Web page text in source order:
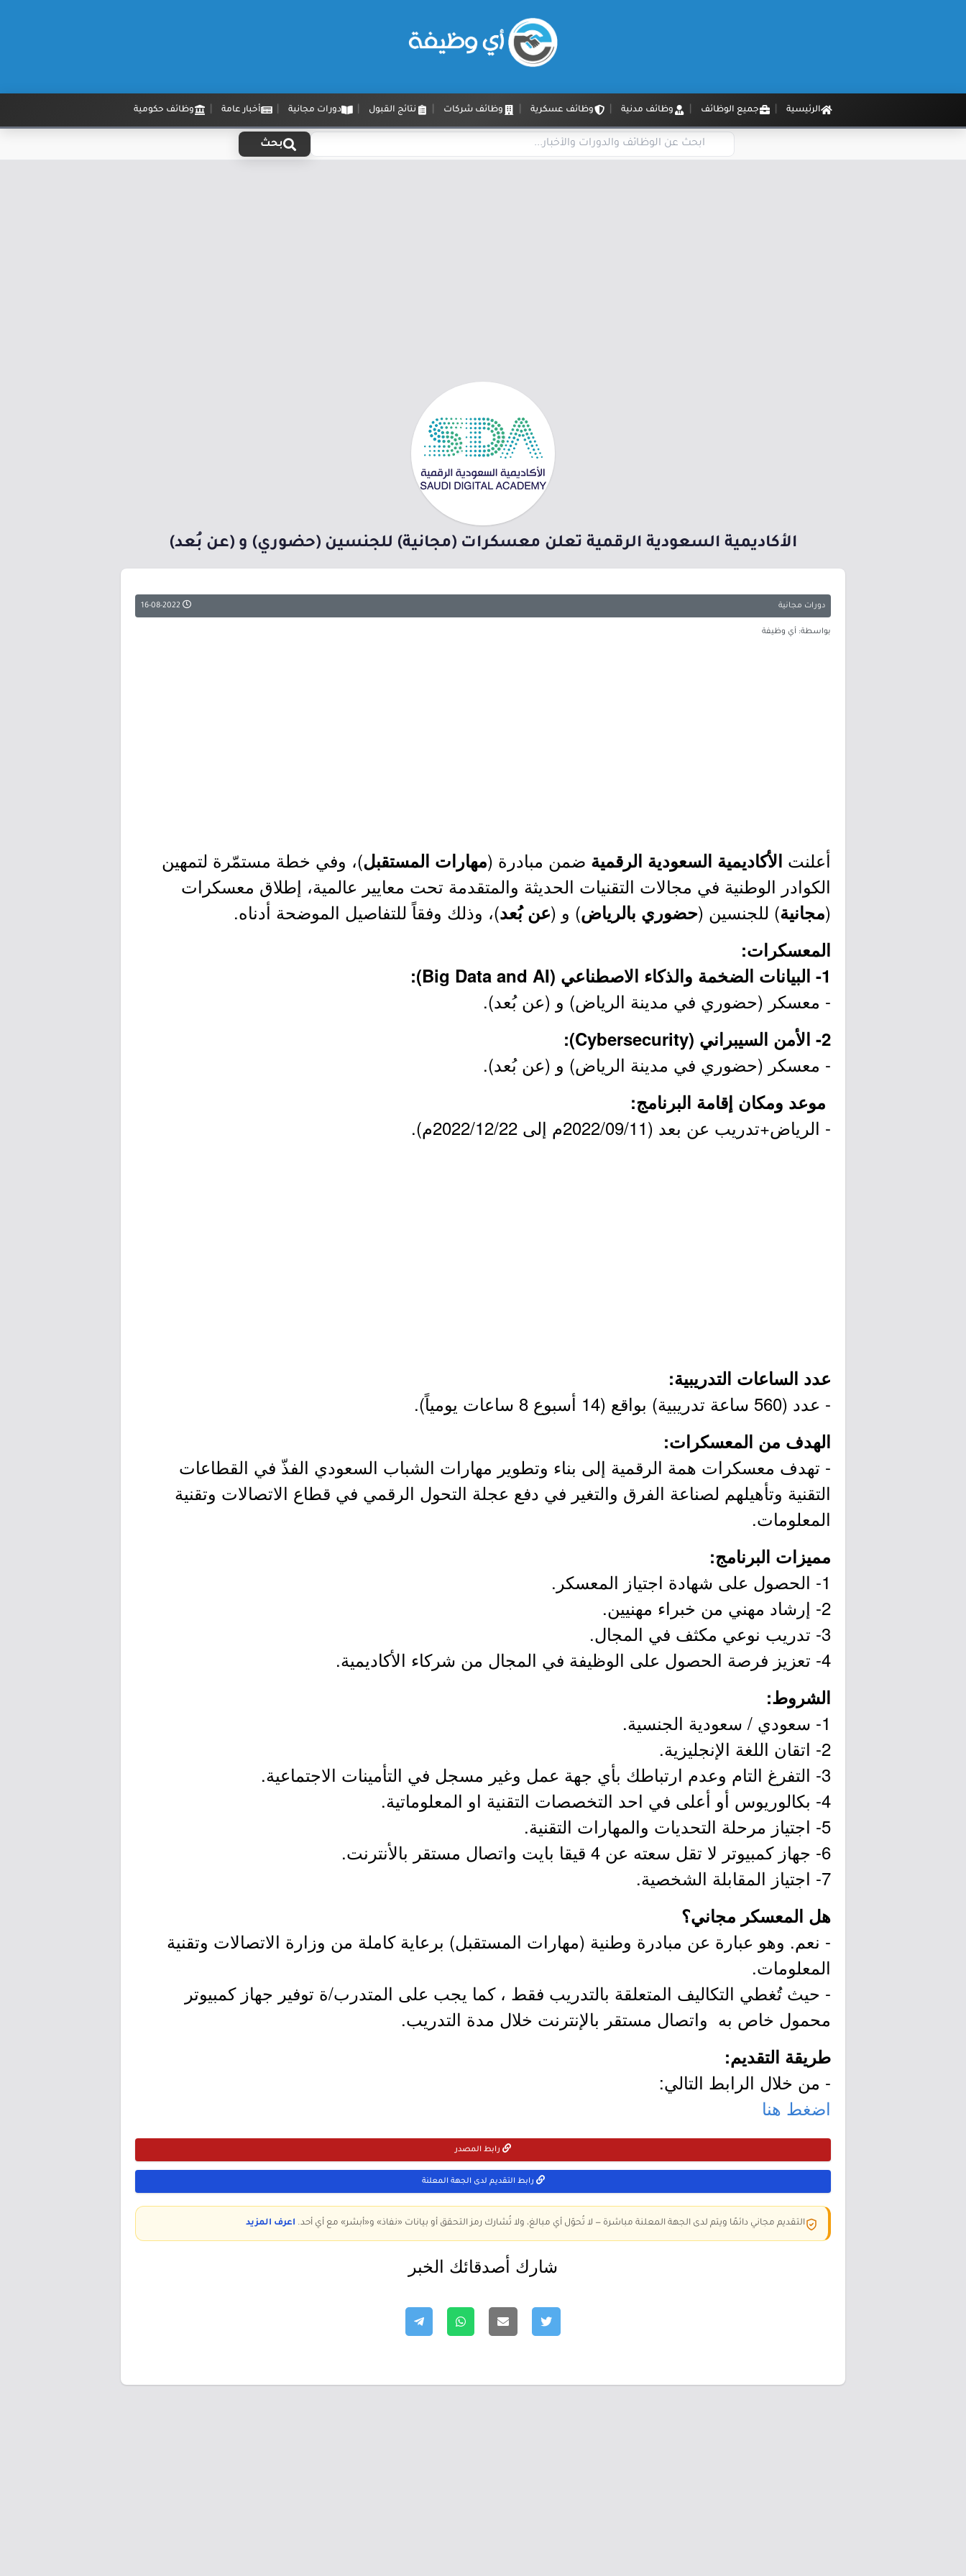
الرئيسية جميع الوظائف وظائف مدنية وظائف عسكرية وظائف شركات نتائج القبول دورات مجانية أخبار عامة وظائف حكومية
بحث
الأكاديمية السعودية الرقمية تعلن معسكرات (مجانية) للجنسين (حضوري) و (عن بُعد)
دورات مجانية
بواسطة: أي وظيفة
أعلنت الأكاديمية السعودية الرقمية ضمن مبادرة (مهارات المستقبل)، وفي خطة مستمّرة لتمهين
الكوادر الوطنية في مجالات التقنيات الحديثة والمتقدمة تحت معايير عالمية، إطلاق معسكرات
(مجانية) للجنسين (حضوري بالرياض) و (عن بُعد)، وذلك وفقاً للتفاصيل الموضحة أدناه.
المعسكرات:
1- البيانات الضخمة والذكاء الاصطناعي (Big Data and AI):
- معسكر (حضوري في مدينة الرياض) و (عن بُعد).
2- الأمن السيبراني (Cybersecurity):
- معسكر (حضوري في مدينة الرياض) و (عن بُعد).
موعد ومكان إقامة البرنامج:
- الرياض+تدريب عن بعد (2022/09/11م إلى 2022/12/22م).
عدد الساعات التدريبية:
- عدد (560 ساعة تدريبية) بواقع (14 أسبوع 8 ساعات يومياً).
الهدف من المعسكرات:
- تهدف معسكرات همة الرقمية إلى بناء وتطوير مهارات الشباب السعودي الفذّ في القطاعات
التقنية وتأهيلهم لصناعة الفرق والتغير في دفع عجلة التحول الرقمي في قطاع الاتصالات وتقنية
المعلومات.
مميزات البرنامج:
1- الحصول على شهادة اجتياز المعسكر.
2- إرشاد مهني من خبراء مهنيين.
3- تدريب نوعي مكثف في المجال.
4- تعزيز فرصة الحصول على الوظيفة في المجال من شركاء الأكاديمية.
الشروط:
1- سعودي / سعودية الجنسية.
2- اتقان اللغة الإنجليزية.
3- التفرغ التام وعدم ارتباطك بأي جهة عمل وغير مسجل في التأمينات الاجتماعية.
4- بكالوريوس أو أعلى في احد التخصصات التقنية او المعلوماتية.
5- اجتياز مرحلة التحديات والمهارات التقنية.
6- جهاز كمبيوتر لا تقل سعته عن 4 قيقا بايت واتصال مستقر بالأنترنت.
7- اجتياز المقابلة الشخصية.
هل المعسكر مجاني؟
- نعم. وهو عبارة عن مبادرة وطنية (مهارات المستقبل) برعاية كاملة من وزارة الاتصالات وتقنية
المعلومات.
- حيث تُغطي التكاليف المتعلقة بالتدريب فقط ، كما يجب على المتدرب/ة توفير جهاز كمبيوتر
محمول خاص به واتصال مستقر بالإنترنت خلال مدة التدريب.
طريقة التقديم:
- من خلال الرابط التالي:
اضغط هنا
رابط المصدر
رابط التقديم لدى الجهة المعلنة
التقديم مجاني دائمًا ويتم لدى الجهة المعلنة مباشرة — لا تُحوّل أي مبالغ، ولا تُشارك رمز التحقق أو بيانات «نفاذ» و«أبشر» مع أي أحد. اعرف المزيد
شارك أصدقائك الخبر